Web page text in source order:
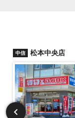
中信 松本中央店